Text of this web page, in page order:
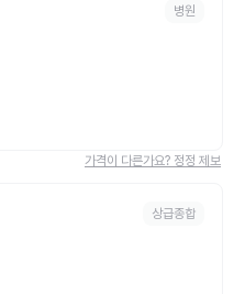
병원
가격이 다른가요? 정정 제보
상급종합